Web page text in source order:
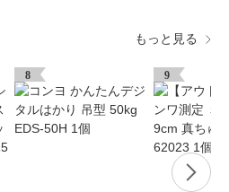
もっと見る
8 9